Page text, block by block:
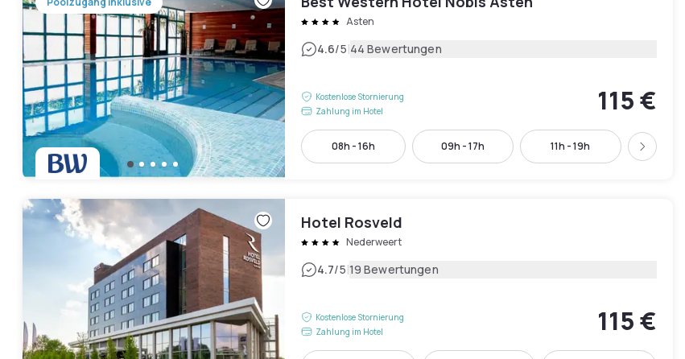
Asten
4.6/5|44 Bewertungen
Kostenlose Stornierung
Zahlung im Hotel
115 €
08h - 16h 09h - 17h 11h - 19h Weiter
Hotel Rosveld
Nederweert
4.7/5|19 Bewertungen
Kostenlose Stornierung
Zahlung im Hotel
115 €